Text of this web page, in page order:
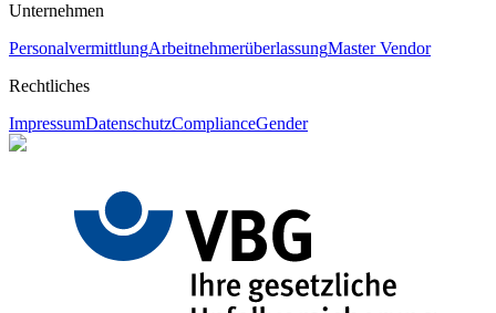
Unternehmen
PersonalvermittlungArbeitnehmerüberlassungMaster Vendor
Rechtliches
ImpressumDatenschutzComplianceGender